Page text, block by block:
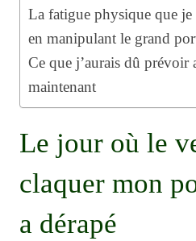
La fatigue physique que je
en manipulant le grand
Ce que j’aurais dû prévoir
maintenant
Le jour où le
claquer mon
a dérapé